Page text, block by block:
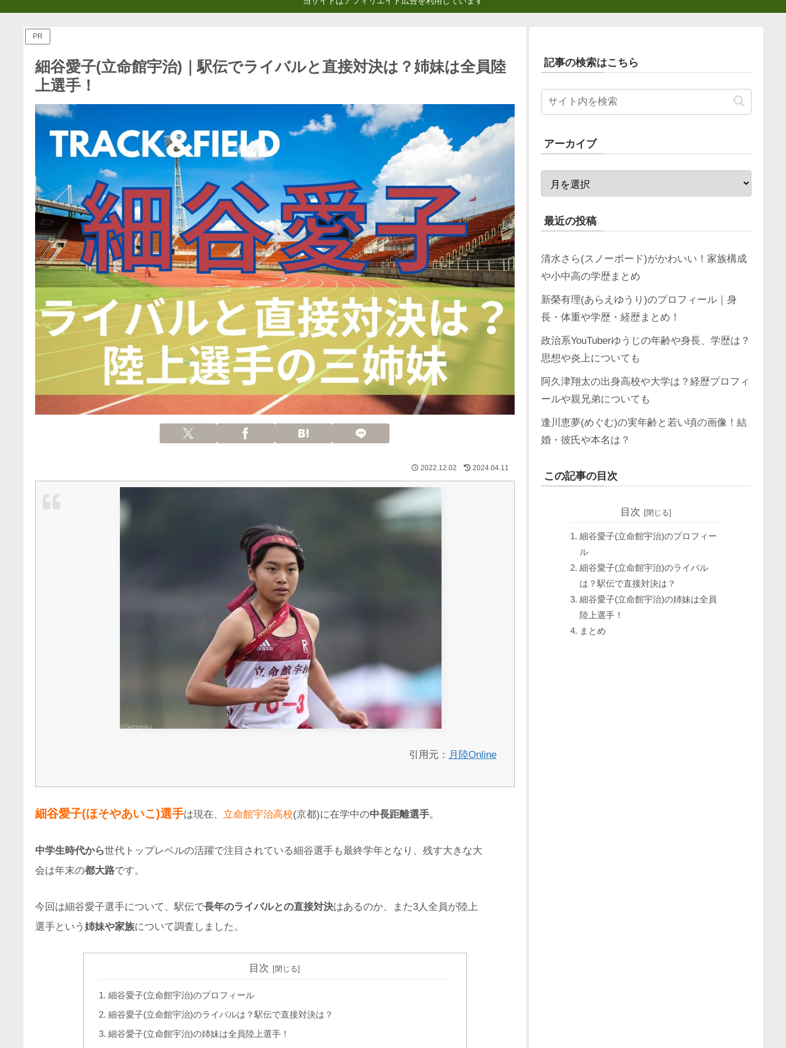
PR
細谷愛子(立命館宇治)｜駅伝でライバルと直接対決は？姉妹は全員陸
上選手！
2022.12.02 2024.04.11
引用元： 月陸Online
細谷愛子(ほそやあいこ)選手は現在、 立命館宇治高校(京都)に在学中の中長距離選手。
中学生時代から世代トップレベルの活躍で注目されている細谷選手も最終学年となり、残す大きな大
会は年末の都大路です。
今回は細谷愛子選手について、駅伝で長年のライバルとの直接対決はあるのか、また3人全員が陸上
選手という 姉妹や家族について調査しました。
目次
細谷愛子(立命館宇治)のプロフィール
細谷愛子(立命館宇治)のライバルは？駅伝で直接対決は？
細谷愛子(立命館宇治)の姉妹は全員陸上選手！
記事の検索はこちら
アーカイブ
最近の投稿
清水さら(スノーボード)がかわいい！家族構成
や小中高の学歴まとめ
新榮有理(あらえゆうり)のプロフィール｜身
長・体重や学歴・経歴まとめ！
政治系YouTuberゆうじの年齢や身長、学歴は？
思想や炎上についても
阿久津翔太の出身高校や大学は？経歴プロフィ
ールや親兄弟についても
逢川恵夢(めぐむ)の実年齢と若い頃の画像！結
婚・彼氏や本名は？
この記事の目次
目次
細谷愛子(立命館宇治)のプロフィー
ル
細谷愛子(立命館宇治)のライバル
は？駅伝で直接対決は？
細谷愛子(立命館宇治)の姉妹は全員
陸上選手！
まとめ